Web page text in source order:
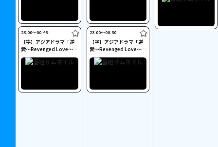
23:00〜00:45
【字】アジアドラマ「逆
愛～Revenged Love～」
#19～20
23:00〜00:30
【字】アジアドラマ「逆
愛～Revenged Love～」
#21～22